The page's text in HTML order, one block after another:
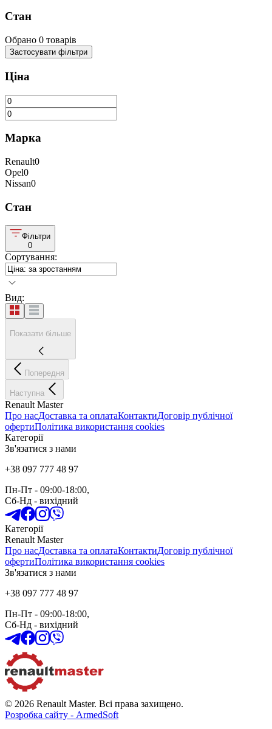
Стан
Обрано 0 товарів
Застосувати фільтри
Ціна
Марка
Renault0
Opel0
Nissan0
Стан
Фільтри
0
Сортування:
Вид:
Показати більше
Попередня
Наступна
Renault Master
Про насДоставка та оплатаКонтактиДоговір публічної
офертиПолітика використання cookies
Категорії
Зв'язатися з нами
+38 097 777 48 97
Пн-Пт - 09:00-18:00,
Сб-Нд - вихідний
Категорії
Renault Master
Про насДоставка та оплатаКонтактиДоговір публічної
офертиПолітика використання cookies
Зв'язатися з нами
+38 097 777 48 97
Пн-Пт - 09:00-18:00,
Сб-Нд - вихідний
© 2026 Renault Master. Всі права захищено.
Розробка сайту - ArmedSoft